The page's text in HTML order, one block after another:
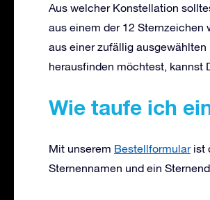
Aus welcher Konstellation
aus einem der 12 Sternzeichen
aus einer zufällig
herausfinden möchtest, kannst
Wie taufe ich
Mit unserem Bestellformularist
Sternennamen und ein